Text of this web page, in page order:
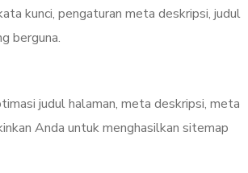
kunci, pengaturan meta deskripsi, judul
berguna.
judul halaman, meta deskripsi, meta
Anda untuk menghasilkan sitemap